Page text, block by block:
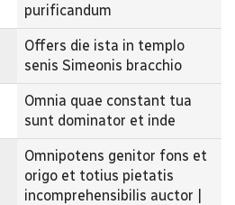
purificandum
Offers die ista in templo
senis Simeonis bracchio
Omnia quae constant tua
sunt dominator et inde
Omnipotens genitor fons et
origo et totius pietatis
incomprehensibilis auctor |